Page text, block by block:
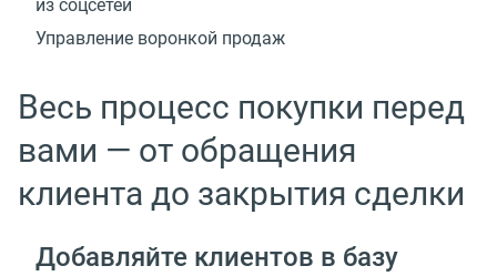
из соцсетей
Управление воронкой продаж
Весь процесс покупки перед
вами — от обращения
клиента до закрытия сделки
Добавляйте клиентов в базу